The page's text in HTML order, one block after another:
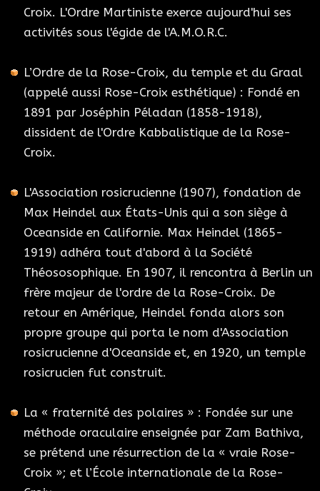
Croix. L'Ordre Martiniste exerce aujourd'hui ses
activités sous l'égide de l'A.M.O.R.C.
L’Ordre de la Rose-Croix, du temple et du Graal
(appelé aussi Rose-Croix esthétique) : Fondé en
1891 par Joséphin Péladan (1858-1918),
dissident de l'Ordre Kabbalistique de la Rose-
Croix.
L'Association rosicrucienne (1907), fondation de
Max Heindel aux États-Unis qui a son siège à
Oceanside en Californie. Max Heindel (1865-
1919) adhéra tout d'abord à la Société
Théososophique. En 1907, il rencontra à Berlin un
frère majeur de l'ordre de la Rose-Croix. De
retour en Amérique, Heindel fonda alors son
propre groupe qui porta le nom d'Association
rosicrucienne d'Oceanside et, en 1920, un temple
rosicrucien fut construit.
La « fraternité des polaires » : Fondée sur une
méthode oraculaire enseignée par Zam Bathiva,
se prétend une résurrection de la « vraie Rose-
Croix »; et l’École internationale de la Rose-